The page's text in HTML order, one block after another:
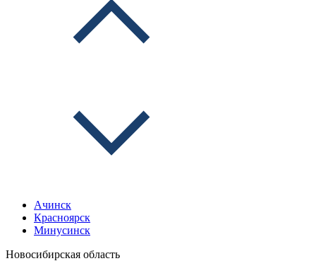
Ачинск
Красноярск
Минусинск
Новосибирская область